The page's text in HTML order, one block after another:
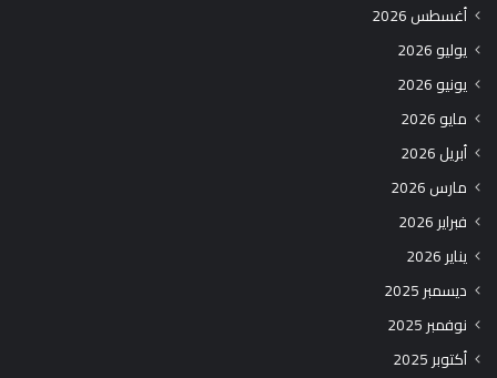
أغسطس 2026
يوليو 2026
يونيو 2026
مايو 2026
أبريل 2026
مارس 2026
فبراير 2026
يناير 2026
ديسمبر 2025
نوفمبر 2025
أكتوبر 2025